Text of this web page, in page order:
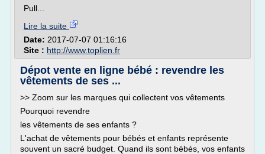
Pull...
Lire la suite
Date: 2017-07-07 01:16:16
Site : http://www.toplien.fr
Dépot vente en ligne bébé : revendre les
vêtements de ses ...
>> Zoom sur les marques qui collectent vos vêtements
Pourquoi revendre
les vêtements de ses enfants ?
L'achat de vêtements pour bébés et enfants représente
souvent un sacré budget. Quand ils sont bébés, vos enfants